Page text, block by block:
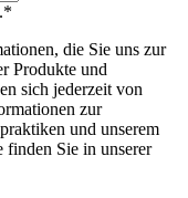
.*
die Sie uns zur
Produkte und
sich jederzeit von
zur
und unserem
finden Sie in unserer